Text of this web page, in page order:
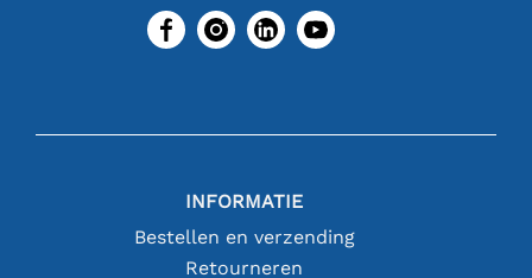
INFORMATIE
Bestellen en verzending
Retourneren